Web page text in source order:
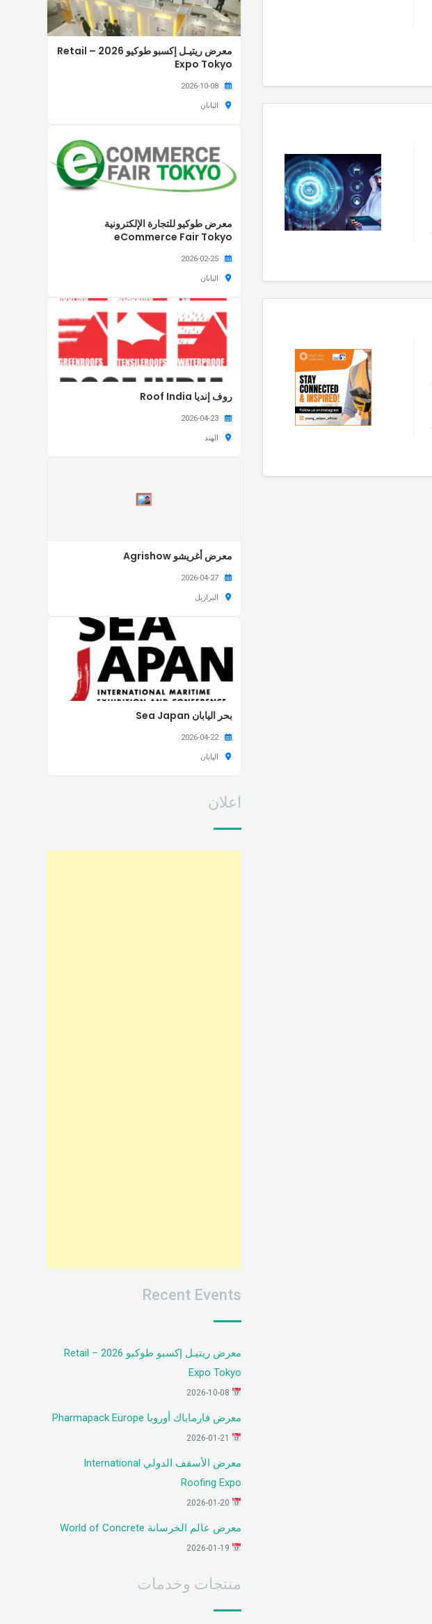
معرض ريتيـل إكسبو طوكيو 2026 – Retail
Expo Tokyo
اليابان
معرض طوكيو للتجارة الإلكترونية
eCommerce Fair Tokyo
اليابان
روف إنديا Roof India
الهند
معرض أغريشو Agrishow
البرازيل
بحر اليابان Sea Japan
2026-04-22
اليابان
اعلان
Recent Events
معرض ريتيـل إكسبو طوكيو 2026 – Retail
Expo Tokyo
معرض فارماباك أوروبا Pharmapack Europe
معرض الأسقف الدولي International
Roofing Expo
معرض عالم الخرسانة World of Concrete
منتجات وخدمات